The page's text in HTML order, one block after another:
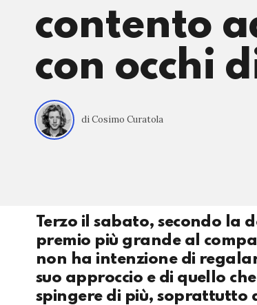
contento
con occhi
di Cosimo Curatola
Terzo il sabato, secondo la
premio più grande al
non ha intenzione di
suo approccio e di quello
spingere di più, soprattutto